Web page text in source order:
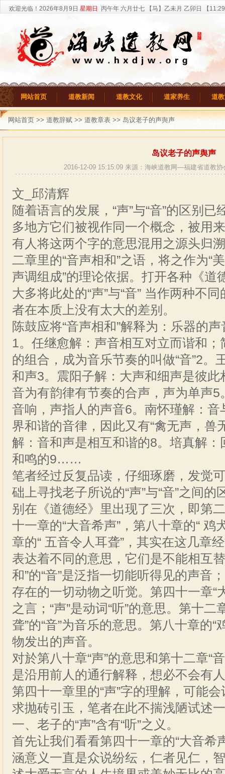
欢迎光临！ 2026年8月9日 星期日 丙午年 六月廿七 【马】乙未月 乙卯日 【
网站首页 道教新闻 道教文化 道家养生 道
网站首页>>道教辞赋>>道教章表>> 岛议老子的声舆声
岛议老子的声舆声
2016-12-09 15:15:09 来源：海峡道教网—福建省道教协
文_邱清辉
随着语言的发展，“声”与“音”的区别
多地方它们被视作同一个概念，被用
有人将这两个字的意思混用之源头归
二章里的“音声相和”之语，将之作为“
声调组成”的理论依据。打开各种《道
大多将此处的“声”与“音” 当作两种不
者在本质上没有太大的差别。
陈鼓应将“音声相和”解释为：乐器的
1。任继愈解：声音相互对立而谐和；
的组合，成为音乐节奏的叫做“音”2。
和声3。震阳子解：大声和细声是彼
音为有韵律有节奏的合声，声为单声
音响，声指人的声音6。南怀瑾解：
界和谐的音律，因此又有“禽无声，兽
解：音和声是相互和谐的8。培真解
和鸣的9……
笔者经过反复品读，仔细琢磨，发觉
础上寻找老子所说的“声”与“音”之间的
别在《道德经》里出现了三次，即第
十一章的“大音希声”，第八十章的“ 鸡
章的“ 五音令人耳聋”，其实在这几章
表达着不同的意思，它们是不能相互
和”的“音”是泛指一切能听得见的声音
存在的一切动物之听觉。第四十一章“
之言；“声”是动词“听”的意思。第十二
聋”的“音”为音乐的意思。第八十章的“
物发出的声音。
对於第八十章“声”的意思和第十二章“
是沿用前人的通行解释，想必不会有
第四十一章里的“声”字的理解，可能
求抛砖引玉，笔者在此不揣浅陋试述
一、老子的“声”含有“听”之义。
首先让我们看看第四十一章的“大音希
涵意义一直是众说纷纭，仁者见仁，